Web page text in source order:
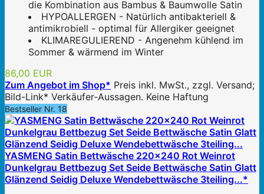
die Kombination aus Bambus & Baumwolle Satin
HYPOALLERGEN - Natürlich antibakteriell &
antimikrobiell - optimal für Allergiker geeignet
KLIMAREGULIEREND - Angenehm kühlend im
Sommer & wärmend im Winter
86,00 EUR
Zum Angebot im Shop* Preis inkl. MwSt., zzgl. Versand;
Bild-Link* Verkäufer-Aussagen. Keine Haftung
Bestseller Nr. 18
YASMENG Satin Bettwäsche 220x240 Rot Weinrot
Dunkelgrau Bettbezug Set Seide Bettwäsche Satin Glatt
Glänzend Seidig Deluxe Wendebettwäsche 3teiling...*